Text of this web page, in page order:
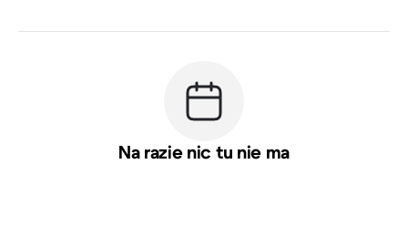
Na razie nic tu nie ma